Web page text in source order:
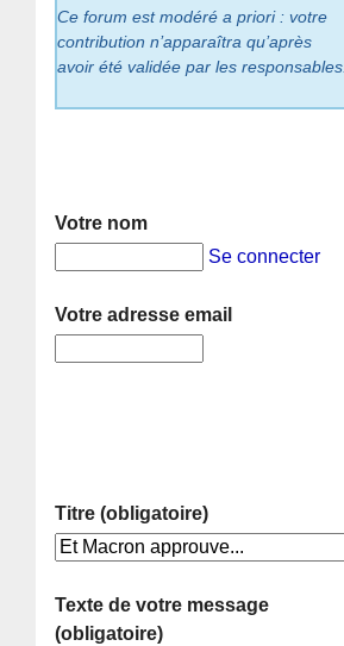
Ce forum est modéré a priori : votre
contribution n’apparaîtra qu’après
avoir été validée par les responsables.
Votre nom
Se connecter
Votre adresse email
Titre (obligatoire)
Texte de votre message
(obligatoire)